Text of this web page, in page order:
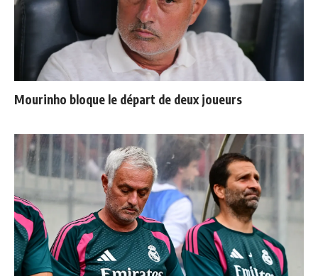
Mourinho bloque le départ de deux joueurs